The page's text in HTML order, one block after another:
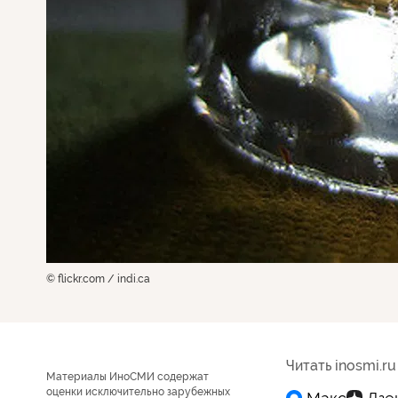
© flickr.com / indi.ca
Материалы ИноСМИ содержат
оценки исключительно зарубежных
Читать inosmi.ru